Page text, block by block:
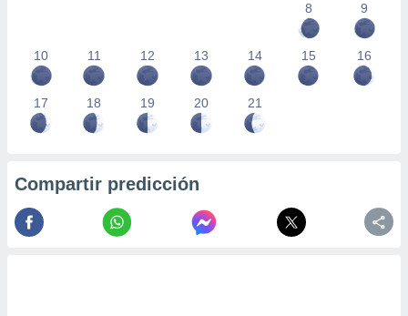
8
9
10 11 12 13 14 15 16
17 18 19 20 21
Compartir predicción